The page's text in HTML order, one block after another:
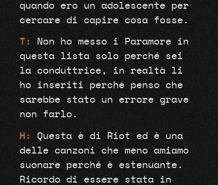
quando ero un adolescente per
cercare di capire cosa fosse.
T:
Non ho messo i Paramore in
questa lista solo perché sei
la conduttrice, in realtà li
ho inseriti perché penso che
sarebbe stato un errore grave
non farlo.
H:
Questa è di Riot ed è una
delle canzoni che meno amiamo
suonare perché è estenuante.
Ricordo di essere stata in